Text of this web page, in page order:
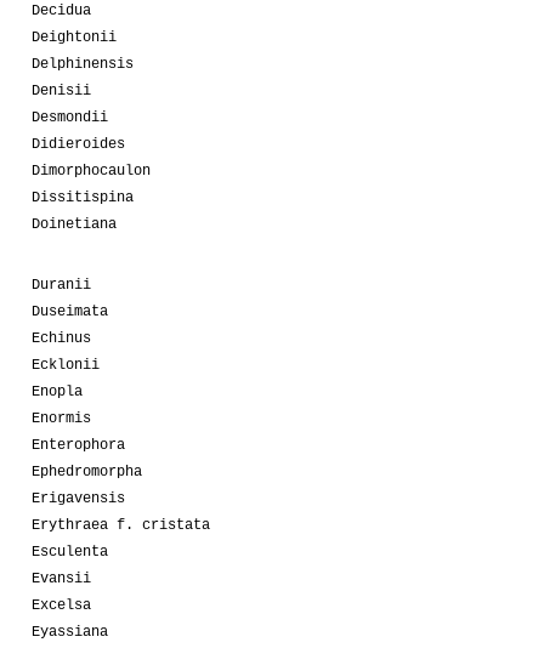
Decidua
Deightonii
Delphinensis
Denisii
Desmondii
Didieroides
Dimorphocaulon
Dissitispina
Doinetiana
Duranii
Duseimata
Echinus
Ecklonii
Enopla
Enormis
Enterophora
Ephedromorpha
Erigavensis
Erythraea f. cristata
Esculenta
Evansii
Excelsa
Eyassiana